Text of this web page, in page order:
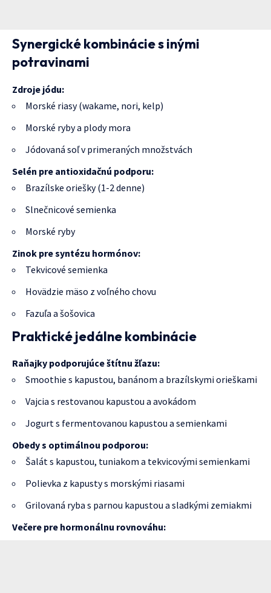
Synergické kombinácie s inými
potravinami
Zdroje jódu:
Morské riasy (wakame, nori, kelp)
Morské ryby a plody mora
Jódovaná soľ v primeraných množstvách
Selén pre antioxidačnú podporu:
Brazílske oriešky (1-2 denne)
Slnečnicové semienka
Morské ryby
Zinok pre syntézu hormónov:
Tekvicové semienka
Hovädzie mäso z voľného chovu
Fazuľa a šošovica
Praktické jedálne kombinácie
Raňajky podporujúce štítnu žľazu:
Smoothie s kapustou, banánom a brazílskymi orieškami
Vajcia s restovanou kapustou a avokádom
Jogurt s fermentovanou kapustou a semienkami
Obedy s optimálnou podporou:
Šalát s kapustou, tuniakom a tekvicovými semienkami
Polievka z kapusty s morskými riasami
Grilovaná ryba s parnou kapustou a sladkými zemiakmi
Večere pre hormonálnu rovnováhu: